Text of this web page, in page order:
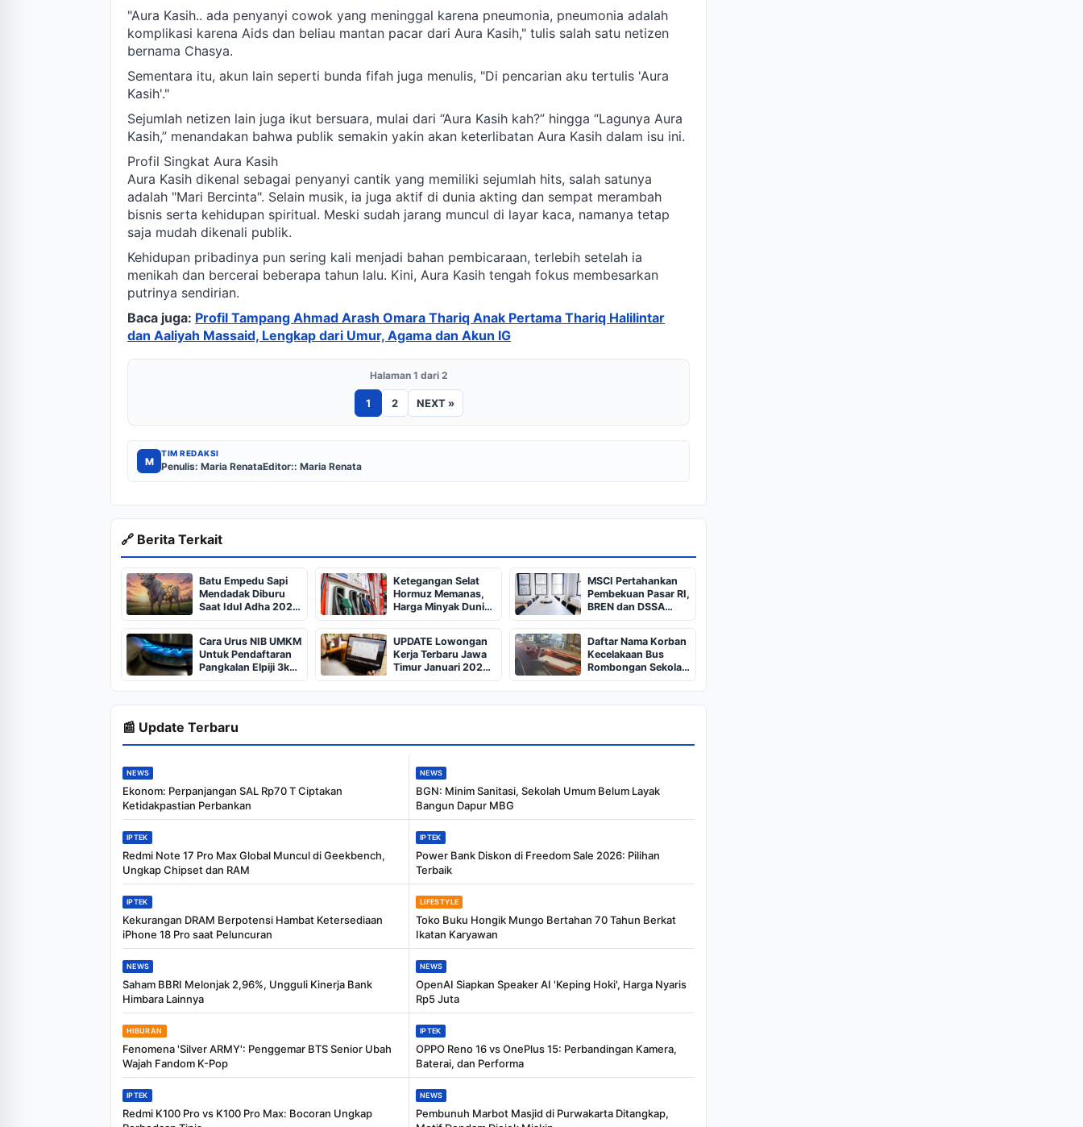
"Aura Kasih.. ada penyanyi cowok yang meninggal karena pneumonia, pneumonia adalah
komplikasi karena Aids dan beliau mantan pacar dari Aura Kasih," tulis salah satu netizen
bernama Chasya.
Sementara itu, akun lain seperti bunda fifah juga menulis, "Di pencarian aku tertulis 'Aura
Kasih'."
Sejumlah netizen lain juga ikut bersuara, mulai dari “Aura Kasih kah?” hingga “Lagunya Aura
Kasih,” menandakan bahwa publik semakin yakin akan keterlibatan Aura Kasih dalam isu ini.
Profil Singkat Aura Kasih
Aura Kasih dikenal sebagai penyanyi cantik yang memiliki sejumlah hits, salah satunya
adalah "Mari Bercinta". Selain musik, ia juga aktif di dunia akting dan sempat merambah
bisnis serta kehidupan spiritual. Meski sudah jarang muncul di layar kaca, namanya tetap
saja mudah dikenali publik.
Kehidupan pribadinya pun sering kali menjadi bahan pembicaraan, terlebih setelah ia
menikah dan bercerai beberapa tahun lalu. Kini, Aura Kasih tengah fokus membesarkan
putrinya sendirian.
Baca juga: Profil Tampang Ahmad Arash Omara Thariq Anak Pertama Thariq Halilintar
dan Aaliyah Massaid, Lengkap dari Umur, Agama dan Akun IG
Halaman 1 dari 2
1 2 NEXT »
M
TIM REDAKSI
Penulis: Maria RenataEditor:: Maria Renata
🔗 Berita Terkait
Batu Empedu Sapi
Mendadak Diburu
Saat Idul Adha 2026,
Dari Isi Perut Jadi
Komoditas Puluhan
Juta
Ketegangan Selat
Hormuz Memanas,
Harga Minyak Dunia
Dekati US$ 108
MSCI Pertahankan
Pembekuan Pasar RI,
BREN dan DSSA
Terancam Keluar dari
Indeks
Cara Urus NIB UMKM
Untuk Pendaftaran
Pangkalan Elpiji 3kg,
Kebijakan Baru
Penjualan LPG 3
Kilogram
UPDATE Lowongan
Kerja Terbaru Jawa
Timur Januari 2025,
Siapkan CV dan
Persyaratan
Daftar Nama Korban
Kecelakaan Bus
Rombongan Sekolah
dari Bali di Kota Batu:
Salah Satunya Ada
Balita
📰 Update Terbaru
NEWS
Ekonom: Perpanjangan SAL Rp70 T Ciptakan
Ketidakpastian Perbankan
NEWS
BGN: Minim Sanitasi, Sekolah Umum Belum Layak
Bangun Dapur MBG
IPTEK
Redmi Note 17 Pro Max Global Muncul di Geekbench,
Ungkap Chipset dan RAM
IPTEK
Power Bank Diskon di Freedom Sale 2026: Pilihan
Terbaik
IPTEK
Kekurangan DRAM Berpotensi Hambat Ketersediaan
iPhone 18 Pro saat Peluncuran
LIFESTYLE
Toko Buku Hongik Mungo Bertahan 70 Tahun Berkat
Ikatan Karyawan
NEWS
Saham BBRI Melonjak 2,96%, Ungguli Kinerja Bank
Himbara Lainnya
NEWS
OpenAI Siapkan Speaker AI 'Keping Hoki', Harga Nyaris
Rp5 Juta
HIBURAN
Fenomena 'Silver ARMY': Penggemar BTS Senior Ubah
Wajah Fandom K-Pop
IPTEK
OPPO Reno 16 vs OnePlus 15: Perbandingan Kamera,
Baterai, dan Performa
IPTEK
Redmi K100 Pro vs K100 Pro Max: Bocoran Ungkap
NEWS
Pembunuh Marbot Masjid di Purwakarta Ditangkap,